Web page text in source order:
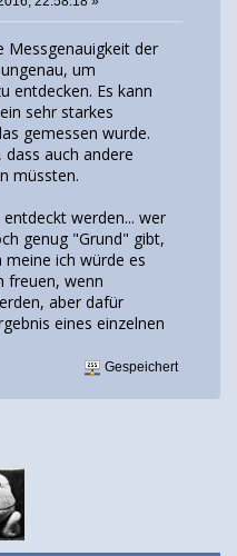
Messgenauigkeit der
um
entdecken. Es kann
sehr starkes
gemessen wurde.
auch andere
müssten.
werden... wer
genug "Grund" gibt,
meine ich würde es
freuen, wenn
aber dafür
eines einzelnen
Gespeichert